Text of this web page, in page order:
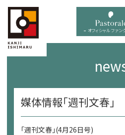
menu オフィシャル ファン
媒体情報「週刊文春」
「週刊文春」(4月26日号)